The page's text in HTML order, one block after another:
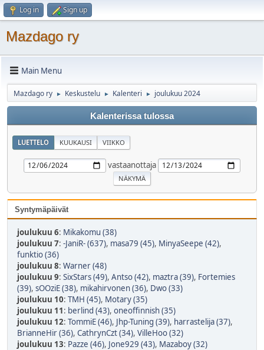
Log in Sign up
Mazdago ry
Main Menu
Mazdago ry ► Keskustelu ► Kalenteri ► joulukuu 2024
Kalenterissa tulossa
LUETTELO KUUKAUSI VIIKKO
vastaanottaja
Syntymäpäivät
joulukuu 6: Mikakomu (38)
joulukuu 7: -JaniR- (637), masa79 (45), MinyaSeepe (42),
funktio (36)
joulukuu 8: Warner (48)
joulukuu 9: SixStars (49), Antso (42), maztra (39), Fortemies
(39), sOOziE (38), mikahirvonen (36), Dwo (33)
joulukuu 10: TMH (45), Motary (35)
joulukuu 11: berlind (43), oneoffinnish (35)
joulukuu 12: TommiE (46), Jhp-Tuning (39), harrastelija (37),
BrianneHir (36), CathrynCzt (34), VilleHoo (32)
joulukuu 13: Pazze (46), Jone929 (43), Mazaboy (32)